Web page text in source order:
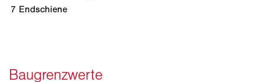
7 Endschiene